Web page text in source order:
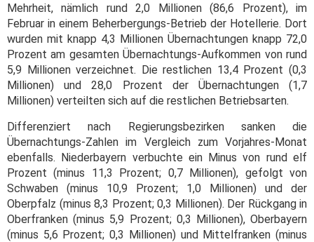
Mehrheit, nämlich rund 2,0 Millionen (86,6 Prozent), im
Februar in einem Beherbergungs-Betrieb der Hotellerie. Dort
wurden mit knapp 4,3 Millionen Übernachtungen knapp 72,0
Prozent am gesamten Übernachtungs-Aufkommen von rund
5,9 Millionen verzeichnet. Die restlichen 13,4 Prozent (0,3
Millionen) und 28,0 Prozent der Übernachtungen (1,7
Millionen) verteilten sich auf die restlichen Betriebsarten.
Differenziert nach Regierungsbezirken sanken die
Übernachtungs-Zahlen im Vergleich zum Vorjahres-Monat
ebenfalls. Niederbayern verbuchte ein Minus von rund elf
Prozent (minus 11,3 Prozent; 0,7 Millionen), gefolgt von
Schwaben (minus 10,9 Prozent; 1,0 Millionen) und der
Oberpfalz (minus 8,3 Prozent; 0,3 Millionen). Der Rückgang in
Oberfranken (minus 5,9 Prozent; 0,3 Millionen), Oberbayern
(minus 5,6 Prozent; 0,3 Millionen) und Mittelfranken (minus